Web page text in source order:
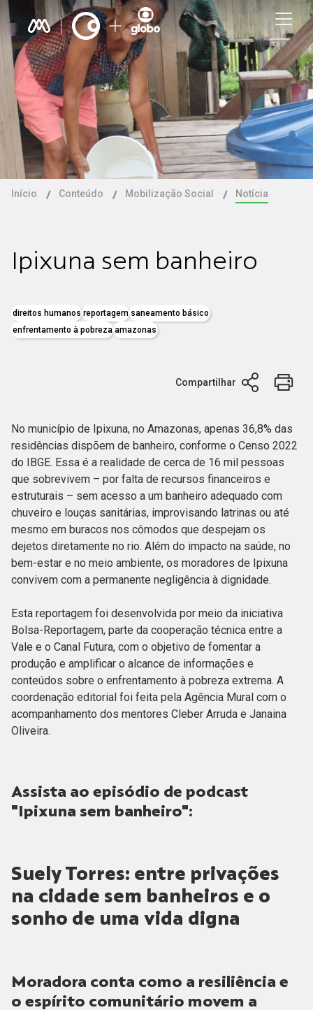
Início Conteúdo Mobilização Social Notícia
Ipixuna sem banheiro
direitos humanos reportagem saneamento básico
enfrentamento à pobreza amazonas
Compartilhar
No município de Ipixuna, no Amazonas, apenas 36,8% das
residências dispõem de banheiro, conforme o Censo 2022
do IBGE. Essa é a realidade de cerca de 16 mil pessoas
que sobrevivem – por falta de recursos financeiros e
estruturais – sem acesso a um banheiro adequado com
chuveiro e louças sanitárias, improvisando latrinas ou até
mesmo em buracos nos cômodos que despejam os
dejetos diretamente no rio. Além do impacto na saúde, no
bem-estar e no meio ambiente, os moradores de Ipixuna
convivem com a permanente negligência à dignidade.
Esta reportagem foi desenvolvida por meio da iniciativa
Bolsa-Reportagem, parte da cooperação técnica entre a
Vale e o Canal Futura, com o objetivo de fomentar a
produção e amplificar o alcance de informações e
conteúdos sobre o enfrentamento à pobreza extrema. A
coordenação editorial foi feita pela Agência Mural com o
acompanhamento dos mentores Cleber Arruda e Janaina
Oliveira.
Assista ao episódio de podcast
"Ipixuna sem banheiro":
Suely Torres: entre privações
na cidade sem banheiros e o
sonho de uma vida digna
Moradora conta como a resiliência e
o espírito comunitário movem a